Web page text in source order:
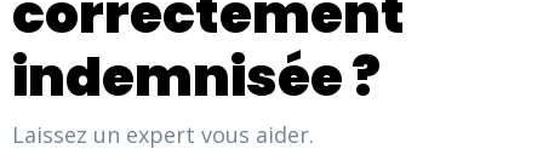
indemnisée ?
Laissez un expert vous aider.